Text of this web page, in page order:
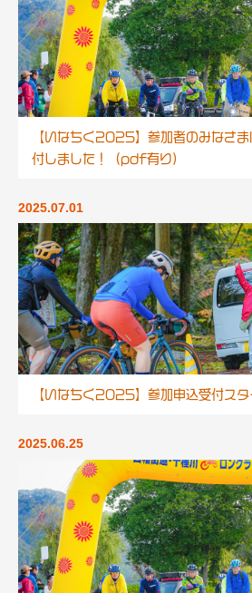
【いなちく2025】参加者のみなさま
付しました！（pdf有り）
2025.07.01
【いなちく2025】参加申込受付スタ
2025.06.25